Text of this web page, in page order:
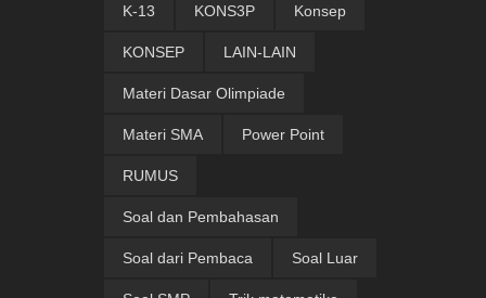
K-13 KONS3P Konsep
KONSEP LAIN-LAIN
Materi Dasar Olimpiade
Materi SMA Power Point
RUMUS
Soal dan Pembahasan
Soal dari Pembaca Soal Luar